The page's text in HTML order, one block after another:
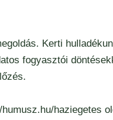
Kerti
fogyasztói
haziegetes